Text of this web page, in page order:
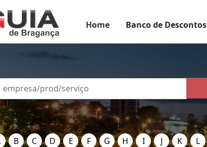
Home Banco de Descontos
B C D E F G H I J K L